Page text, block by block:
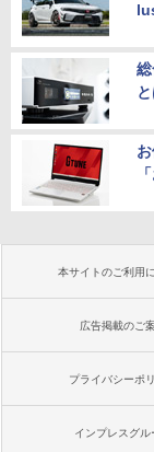
本サイトのご利用
広告掲載のご
プライバシーポ
インプレスグル